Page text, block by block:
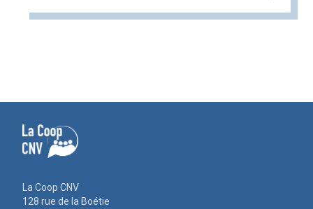
La Coop CNV
128 rue de la Boétie